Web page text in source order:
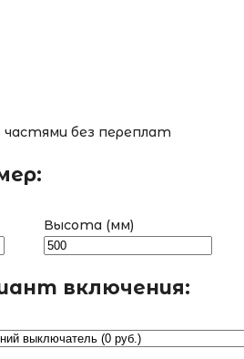
без переплат
Высота (мм)
включения: